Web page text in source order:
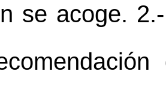
se acoge.